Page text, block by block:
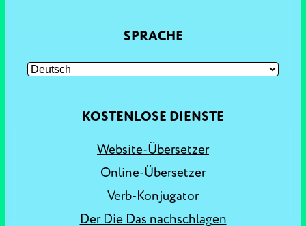
SPRACHE
KOSTENLOSE DIENSTE
Website-Übersetzer
Online-Übersetzer
Verb-Konjugator
Der Die Das nachschlagen